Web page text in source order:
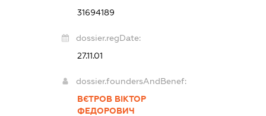
31694189
dossier.regDate:
27.11.01
dossier.foundersAndBenef:
ВЄТРОВ ВІКТОР
ФЕДОРОВИЧ